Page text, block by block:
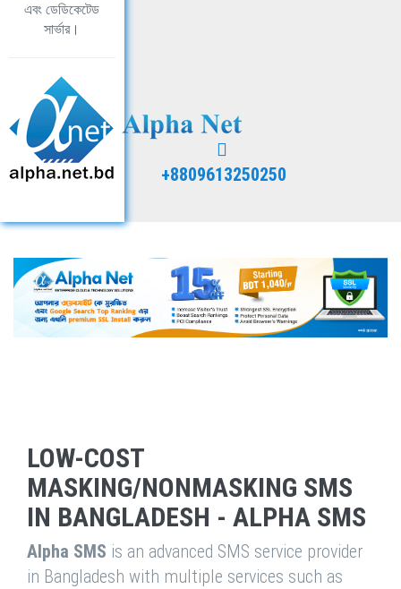
এবং ডেডিকেটেড
সার্ভার।
+8809613250250
LOW-COST
MASKING/NONMASKING SMS
IN BANGLADESH - ALPHA SMS
Alpha SMS is an advanced SMS service provider
in Bangladesh with multiple services such as